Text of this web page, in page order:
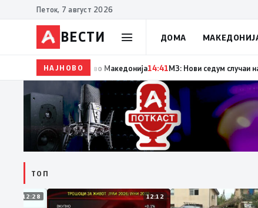
Петок, 7 август 2026
ВЕСТИ ДОМА
НАЈНОВО14:42Момче тешко повредено во Кушадаси со
ТОП
12:28 12:12